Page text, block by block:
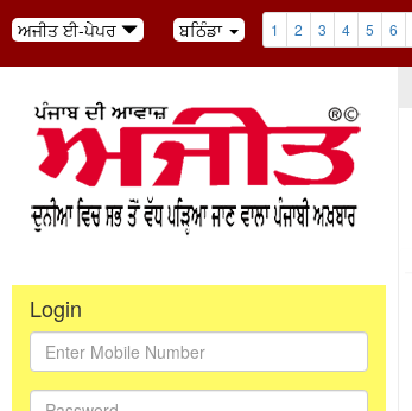
ਅਜੀਤ ਈ-ਪੇਪਰ ਬਠਿੰਡਾ 1 2 3 4 5 6
Login